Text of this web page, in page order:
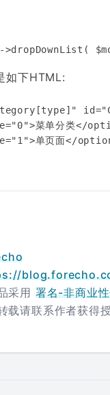
如下HTML:
菜单分类</
单页面</
采用 署名-非商业
载请联系作者获得授